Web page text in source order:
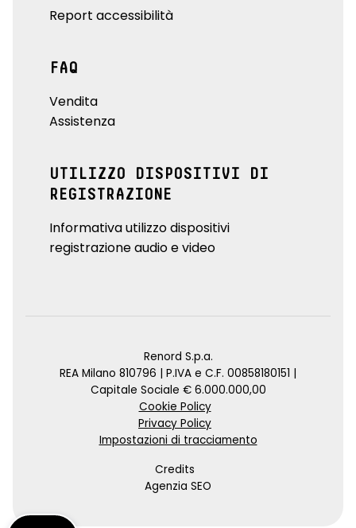
Report accessibilità
FAQ
Vendita
Assistenza
UTILIZZO DISPOSITIVI DI
REGISTRAZIONE
Informativa utilizzo dispositivi
registrazione audio e video
Renord S.p.a.
REA Milano 810796 | P.IVA e C.F. 00858180151 |
Capitale Sociale € 6.000.000,00
Cookie Policy
Privacy Policy
Impostazioni di tracciamento
Credits
Agenzia SEO